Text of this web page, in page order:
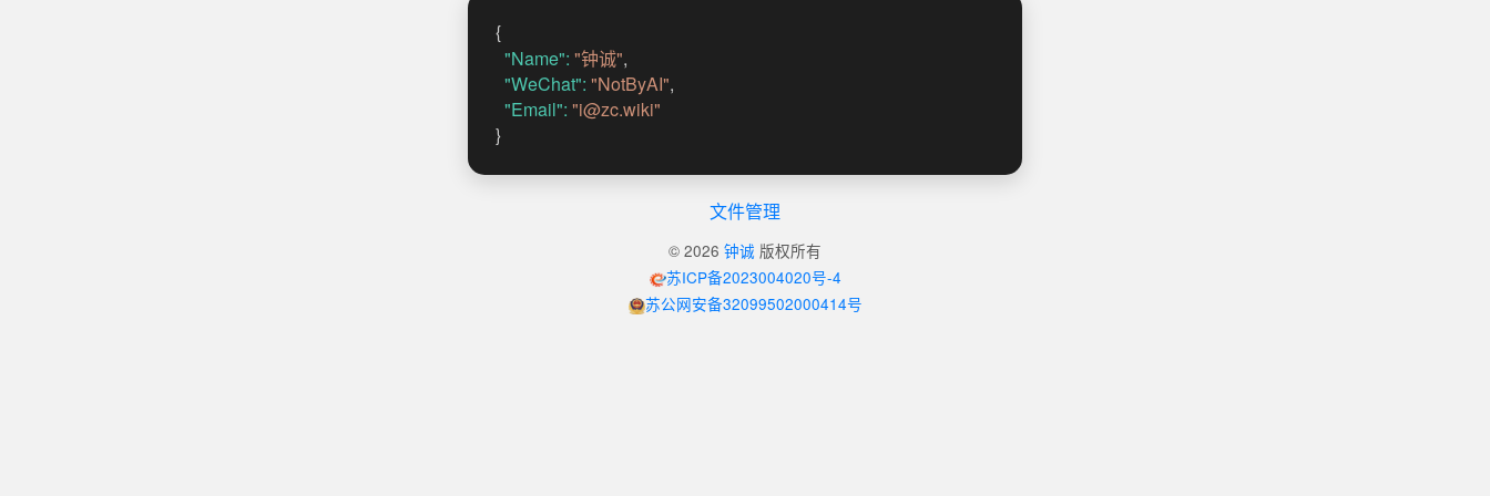
{
"Name": "钟诚",
"WeChat": "NotByAI",
"Email": "i@zc.wiki"
}
文件管理
© 2026 钟诚 版权所有
苏ICP备2023004020号-4
苏公网安备32099502000414号